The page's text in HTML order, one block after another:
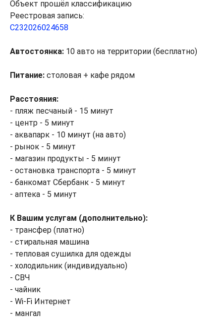
Объект прошёл классификацию
Реестровая запись:
С232026024658
Автостоянка: 10 авто на территории (бесплатно)
Питание: столовая + кафе рядом
Расстояния:
- пляж песчаный - 15 минут
- центр - 5 минут
- аквапарк - 10 минут (на авто)
- рынок - 5 минут
- магазин продукты - 5 минут
- остановка транспорта - 5 минут
- банкомат Сбербанк - 5 минут
- аптека - 5 минут
К Вашим услугам (дополнительно):
- трансфер (платно)
- стиральная машина
- тепловая сушилка для одежды
- холодильник (индивидуально)
- СВЧ
- чайник
- Wi-Fi Интернет
- мангал